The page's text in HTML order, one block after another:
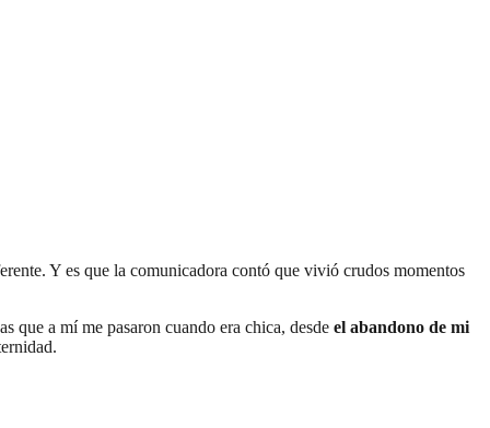
Y es que la comunicadora contó que vivió crudos momentos
que a mí me pasaron cuando era chica, desde el abandono de mi